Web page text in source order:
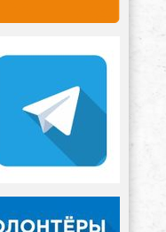
(462 КБ)
Положение о
Дзержинском
филиале
КГБПОУ
Канский
техникум ОТ
и СХ.pdf